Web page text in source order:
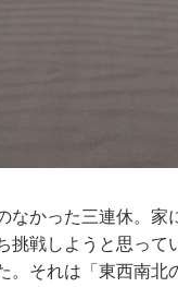
なかった三連休。家
挑戦しようと思って
。それは「東西南北